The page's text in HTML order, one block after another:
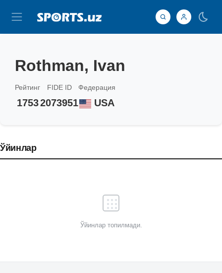
Rothman, Ivan
Рейтинг
1753
FIDE ID
2073951
Федерация
USA
Ўйинлар
Ўйинлар топилмади.